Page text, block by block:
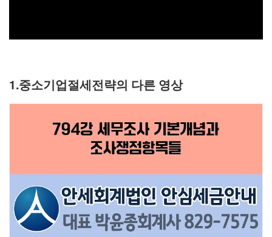
1.중소기업절세전략의 다른 영상